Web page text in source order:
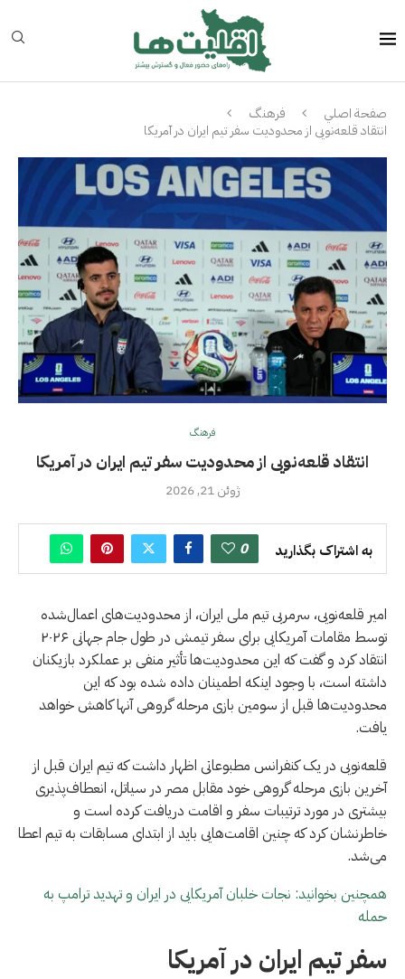
صفحة اصلي
فرهنگ
انتقاد قلعه‌نویی از محدودیت سفر تیم ایران در آمریکا
فرهنگ
انتقاد قلعه‌نویی از محدودیت سفر تیم ایران در آمریکا
ژوئن 21, 2026
به اشتراک بگذارید 0
امیر قلعه‌نویی، سرمربی تیم ملی ایران، از محدودیت‌های اعمال‌شده
توسط مقامات آمریکایی برای سفر تیمش در طول جام جهانی ۲۰۲۶
انتقاد کرد و گفت که این محدودیت‌ها تأثیر منفی بر عملکرد بازیکنان
داشته است، با وجود اینکه اطمینان داده شده بود که این
محدودیت‌ها قبل از سومین بازی مرحله گروهی آنها کاهش خواهد
یافت.
قلعه‌نویی در یک کنفرانس مطبوعاتی اظهار داشت که تیم ایران قبل از
آخرین بازی مرحله گروهی خود مقابل مصر در سیاتل، انعطاف‌پذیری
بیشتری در مورد ترتیبات سفر و اقامت دریافت کرده است و
خاطرنشان کرد که چنین اقامت‌هایی باید از ابتدای مسابقات به تیم اعطا
می‌شد.
همچنین بخوانید: نجات خلبان آمریکایی در ایران و تهدید ترامپ به
حمله
سفر تیم ایران در آمریکا